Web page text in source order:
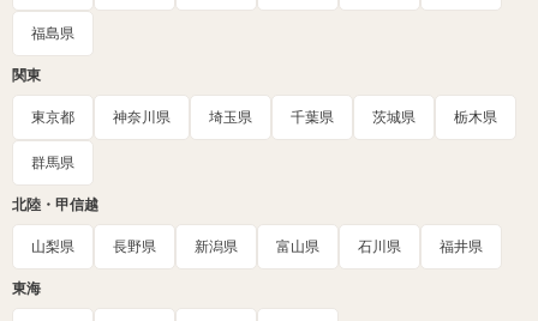
福島県
関東
東京都 神奈川県 埼玉県 千葉県 茨城県 栃木県
群馬県
北陸・甲信越
山梨県 長野県 新潟県 富山県 石川県 福井県
東海